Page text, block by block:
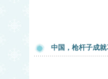
中国，枪杆子成